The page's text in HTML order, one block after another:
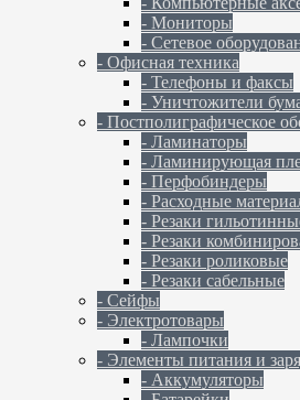
- Мониторы
- Сетевое
- Офисная техника
- Телефоны и факсы
- Уничтожители
- Постполиграфическое
- Ламинаторы
- Ламинирующая
- Перфобиндеры
- Расходные
- Резаки
- Резаки
- Резаки роликовые
- Резаки сабельные
- Сейфы
- Электротовары
- Лампочки
- Элементы питания и
- Аккумуляторы